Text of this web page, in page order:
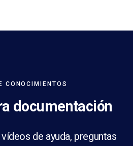
CONOCIMIENTOS
documentación
de ayuda, preguntas